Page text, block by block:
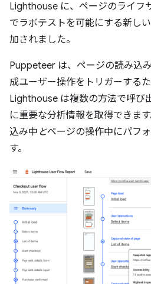
Lighthouse に、ページのライフ
でラボテストを可能にする新し
加されました。
Puppeteer は、ページの読み込
成ユーザー操作をトリガーするた
Lighthouse は複数の方法で呼び
に重要な分析情報を取得できま
込み中 とページの操作中にパフ
す。